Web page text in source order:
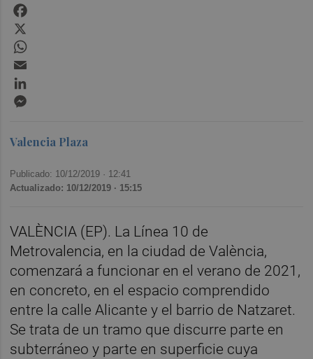
Valencia Plaza
Publicado: 10/12/2019 · 12:41
Actualizado: 10/12/2019 · 15:15
VALÈNCIA (EP). La Línea 10 de
Metrovalencia, en la ciudad de València,
comenzará a funcionar en el verano de 2021,
en concreto, en el espacio comprendido
entre la calle Alicante y el barrio de Natzaret.
Se trata de un tramo que discurre parte en
subterráneo y parte en superficie cuya